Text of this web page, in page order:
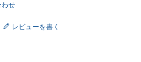
わせ
レビューを書く